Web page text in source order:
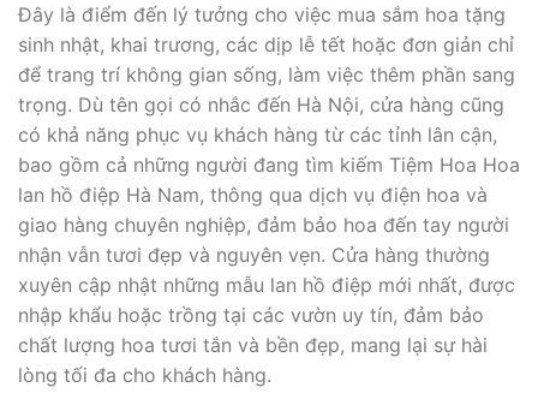
Đây là điểm đến lý tưởng cho việc mua sắm hoa tặng
sinh nhật, khai trương, các dịp lễ tết hoặc đơn giản chỉ
để trang trí không gian sống, làm việc thêm phần sang
trọng. Dù tên gọi có nhắc đến Hà Nội, cửa hàng cũng
có khả năng phục vụ khách hàng từ các tỉnh lân cận,
bao gồm cả những người đang tìm kiếm Tiệm Hoa Hoa
lan hồ điệp Hà Nam, thông qua dịch vụ điện hoa và
giao hàng chuyên nghiệp, đảm bảo hoa đến tay người
nhận vẫn tươi đẹp và nguyên vẹn. Cửa hàng thường
xuyên cập nhật những mẫu lan hồ điệp mới nhất, được
nhập khẩu hoặc trồng tại các vườn uy tín, đảm bảo
chất lượng hoa tươi tắn và bền đẹp, mang lại sự hài
lòng tối đa cho khách hàng.